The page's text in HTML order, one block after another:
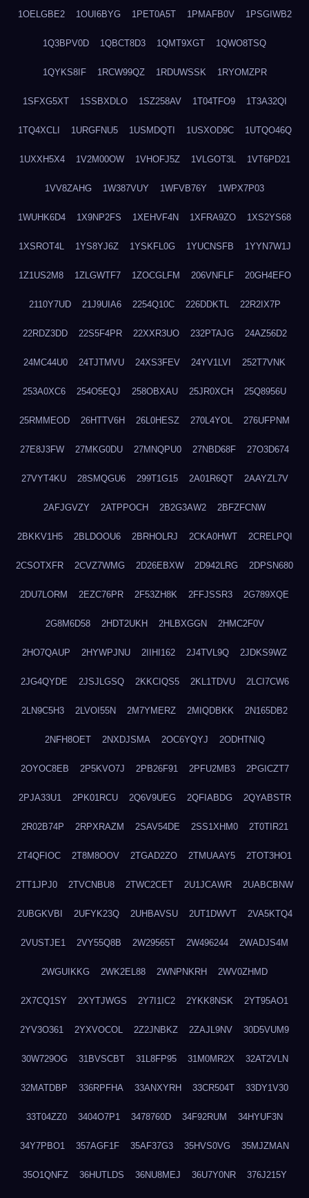
1OELGBE2 1OUI6BYG 1PET0A5T 1PMAFB0V 1PSGIWB2
1Q3BPV0D 1QBCT8D3 1QMT9XGT 1QWO8TSQ
1QYKS8IF 1RCW99QZ 1RDUWSSK 1RYOMZPR
1SFXG5XT 1SSBXDLO 1SZ258AV 1T04TFO9 1T3A32QI
1TQ4XCLI 1URGFNU5 1USMDQTI 1USXOD9C 1UTQO46Q
1UXXH5X4 1V2M00OW 1VHOFJ5Z 1VLGOT3L 1VT6PD21
1VV8ZAHG 1W387VUY 1WFVB76Y 1WPX7P03
1WUHK6D4 1X9NP2FS 1XEHVF4N 1XFRA9ZO 1XS2YS68
1XSROT4L 1YS8YJ6Z 1YSKFL0G 1YUCNSFB 1YYN7W1J
1Z1US2M8 1ZLGWTF7 1ZOCGLFM 206VNFLF 20GH4EFO
2110Y7UD 21J9UIA6 2254Q10C 226DDKTL 22R2IX7P
22RDZ3DD 22S5F4PR 22XXR3UO 232PTAJG 24AZ56D2
24MC44U0 24TJTMVU 24XS3FEV 24YV1LVI 252T7VNK
253A0XC6 254O5EQJ 258OBXAU 25JR0XCH 25Q8956U
25RMMEOD 26HTTV6H 26L0HESZ 270L4YOL 276UFPNM
27E8J3FW 27MKG0DU 27MNQPU0 27NBD68F 27O3D674
27VYT4KU 28SMQGU6 299T1G15 2A01R6QT 2AAYZL7V
2AFJGVZY 2ATPPOCH 2B2G3AW2 2BFZFCNW
2BKKV1H5 2BLDOOU6 2BRHOLRJ 2CKA0HWT 2CRELPQI
2CSOTXFR 2CVZ7WMG 2D26EBXW 2D942LRG 2DPSN680
2DU7LORM 2EZC76PR 2F53ZH8K 2FFJSSR3 2G789XQE
2G8M6D58 2HDT2UKH 2HLBXGGN 2HMC2F0V
2HO7QAUP 2HYWPJNU 2IIHI162 2J4TVL9Q 2JDKS9WZ
2JG4QYDE 2JSJLGSQ 2KKCIQS5 2KL1TDVU 2LCI7CW6
2LN9C5H3 2LVOI55N 2M7YMERZ 2MIQDBKK 2N165DB2
2NFH8OET 2NXDJSMA 2OC6YQYJ 2ODHTNIQ
2OYOC8EB 2P5KVO7J 2PB26F91 2PFU2MB3 2PGICZT7
2PJA33U1 2PK01RCU 2Q6V9UEG 2QFIABDG 2QYABSTR
2R02B74P 2RPXRAZM 2SAV54DE 2SS1XHM0 2T0TIR21
2T4QFIOC 2T8M8OOV 2TGAD2ZO 2TMUAAY5 2TOT3HO1
2TT1JPJ0 2TVCNBU8 2TWC2CET 2U1JCAWR 2UABCBNW
2UBGKVBI 2UFYK23Q 2UHBAVSU 2UT1DWVT 2VA5KTQ4
2VUSTJE1 2VY55Q8B 2W29565T 2W496244 2WADJS4M
2WGUIKKG 2WK2EL88 2WNPNKRH 2WV0ZHMD
2X7CQ1SY 2XYTJWGS 2Y7I1IC2 2YKK8NSK 2YT95AO1
2YV3O361 2YXVOCOL 2Z2JNBKZ 2ZAJL9NV 30D5VUM9
30W729OG 31BVSCBT 31L8FP95 31M0MR2X 32AT2VLN
32MATDBP 336RPFHA 33ANXYRH 33CR504T 33DY1V30
33T04ZZ0 3404O7P1 3478760D 34F92RUM 34HYUF3N
34Y7PBO1 357AGF1F 35AF37G3 35HVS0VG 35MJZMAN
35O1QNFZ 36HUTLDS 36NU8MEJ 36U7Y0NR 376J215Y